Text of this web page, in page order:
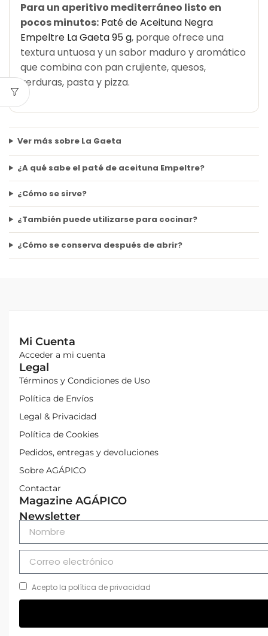
Para un aperitivo mediterráneo listo en
pocos minutos: Paté de Aceituna Negra
Empeltre La Gaeta 95 g, porque ofrece una
textura untuosa y un sabor maduro y aromático
que combina con pan crujiente, quesos,
verduras, pasta y pizza.
Ver más sobre La Gaeta
¿A qué sabe el paté de aceituna Empeltre?
¿Cómo se sirve?
¿También puede utilizarse para cocinar?
¿Cómo se conserva después de abrir?
Mi Cuenta
Acceder a mi cuenta
Legal
Términos y Condiciones de Uso
Política de Envíos
Legal & Privacidad
Política de Cookies
Pedidos, entregas y devoluciones
Sobre AGÁPICO
Contactar
Magazine AGÁPICO
Newsletter
Acepto la política de privacidad